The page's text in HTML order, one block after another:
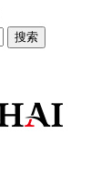
搜索